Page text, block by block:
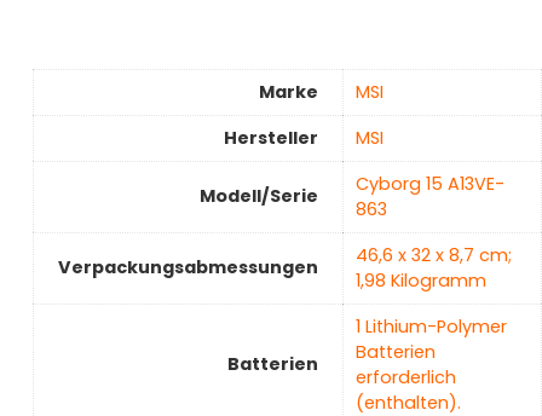
Marke
‎MSI
Hersteller
‎MSI
Modell/Serie
‎Cyborg 15 A13VE-
863
Verpackungsabmessungen
‎46,6 x 32 x 8,7 cm;
1,98 Kilogramm
Batterien
‎1 Lithium-Polymer
Batterien
erforderlich
(enthalten).